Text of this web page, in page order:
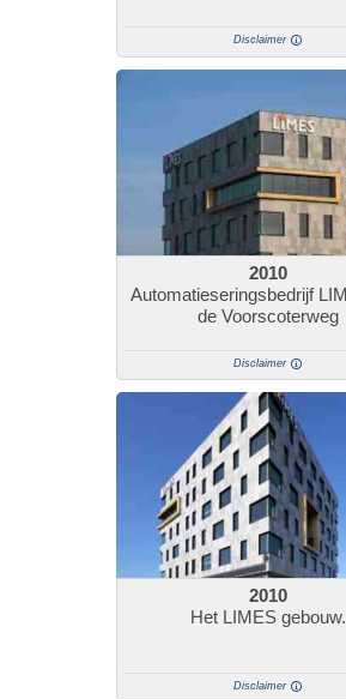
Disclaimer
2010
Automatieseringsbedrijf LIMES aan
de Voorscoterweg
Disclaimer
2010
Het LIMES gebouw.
Disclaimer